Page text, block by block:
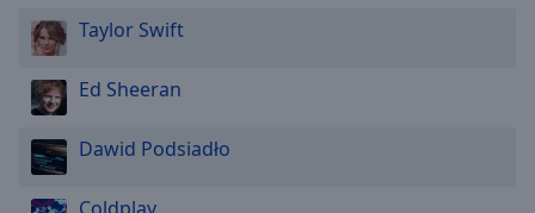
Font
Size
Text
Edge
Style
Taylor Swift
Ed Sheeran
Dawid Podsiadło